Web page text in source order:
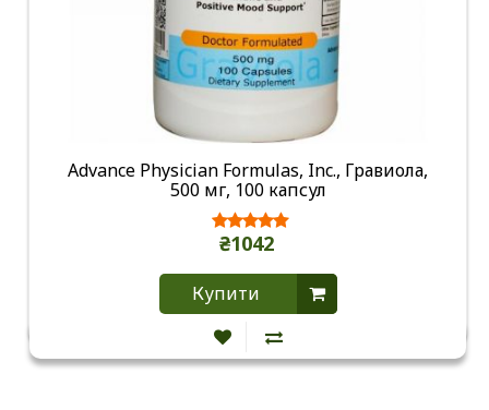
Advance Physician Formulas, Inc., Гравиола,
500 мг, 100 капсул
₴1042
Купити